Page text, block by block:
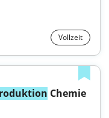
Vollzeit
Chemie